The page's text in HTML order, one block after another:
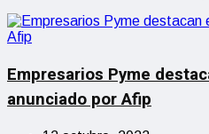
Empresarios Pyme
anunciado por Afip